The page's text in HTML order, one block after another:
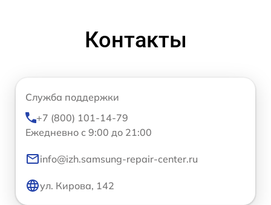
Контакты
Служба поддержки
+7 (800) 101-14-79
Ежедневно с 9:00 до 21:00
info@izh.samsung-repair-center.ru
ул. Кирова, 142